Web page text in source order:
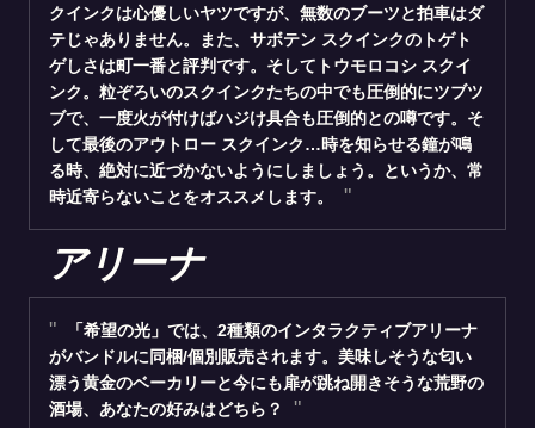
クインクは心優しいヤツですが、無数のブーツと拍車はダ
テじゃありません。また、サボテン スクインクのトゲト
ゲしさは町一番と評判です。そしてトウモロコシ スクイ
ンク。粒ぞろいのスクインクたちの中でも圧倒的にツブツ
ブで、一度火が付けばハジけ具合も圧倒的との噂です。そ
して最後のアウトロー スクインク…時を知らせる鐘が鳴
る時、絶対に近づかないようにしましょう。というか、常
時近寄らないことをオススメします。
アリーナ
「希望の光」では、2種類のインタラクティブアリーナ
がバンドルに同梱/個別販売されます。美味しそうな匂い
漂う黄金のベーカリーと今にも扉が跳ね開きそうな荒野の
酒場、あなたの好みはどちら？